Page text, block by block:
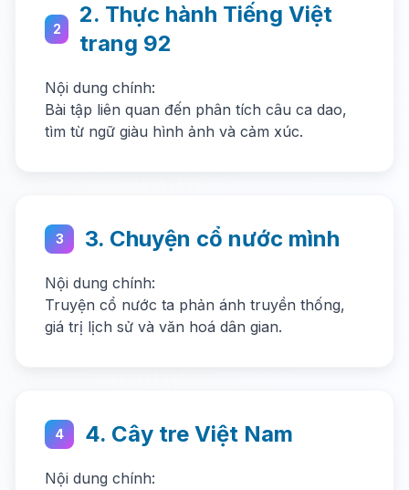
2
2. Thực hành Tiếng Việt
trang 92
Nội dung chính:
Bài tập liên quan đến phân tích câu ca dao,
tìm từ ngữ giàu hình ảnh và cảm xúc.
3 3. Chuyện cổ nước mình
Nội dung chính:
Truyện cổ nước ta phản ánh truyền thống,
giá trị lịch sử và văn hoá dân gian.
4 4. Cây tre Việt Nam
Nội dung chính: